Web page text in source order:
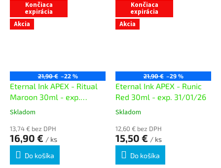
Končiaca
expirácia
Akcia
21,90 € –22 %
Eternal Ink APEX - Ritual
Maroon 30ml - exp.
06/02/26
Skladom
13,74 € bez DPH
16,90 € / ks
Do košíka
Končiaca
expirácia
Akcia
21,90 € –29 %
Eternal Ink APEX - Runic
Red 30ml - exp. 31/01/26
Skladom
12,60 € bez DPH
15,50 € / ks
Do košíka